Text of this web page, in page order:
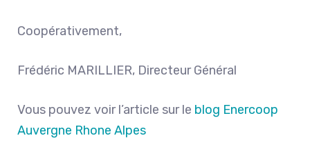
Coopérativement,
Frédéric MARILLIER, Directeur Général
Vous pouvez voir l’article sur le blog Enercoop
Auvergne Rhone Alpes